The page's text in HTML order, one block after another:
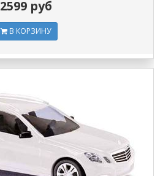
2016
2599 руб
В КОРЗИНУ